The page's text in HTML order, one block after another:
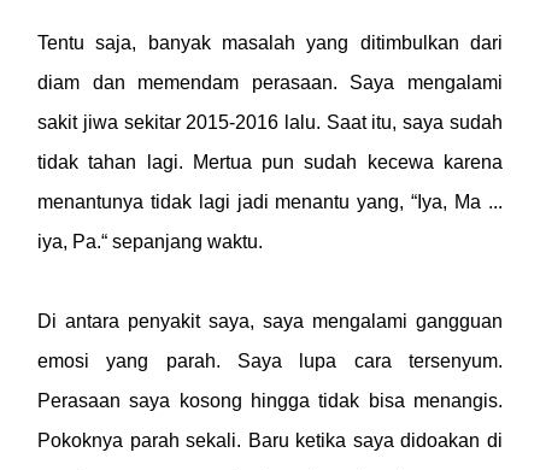
Tentu saja, banyak masalah yang ditimbulkan dari
diam dan memendam perasaan. Saya mengalami
sakit jiwa sekitar 2015-2016 lalu. Saat itu, saya sudah
tidak tahan lagi. Mertua pun sudah kecewa karena
menantunya tidak lagi jadi menantu yang, “Iya, Ma ...
iya, Pa.“ sepanjang waktu.
Di antara penyakit saya, saya mengalami gangguan
emosi yang parah. Saya lupa cara tersenyum.
Perasaan saya kosong hingga tidak bisa menangis.
Pokoknya parah sekali. Baru ketika saya didoakan di